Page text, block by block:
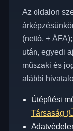
Az oldalon
(nettó, +
után, egyedi
műszaki és
alábbi
Útépítési
Társaság